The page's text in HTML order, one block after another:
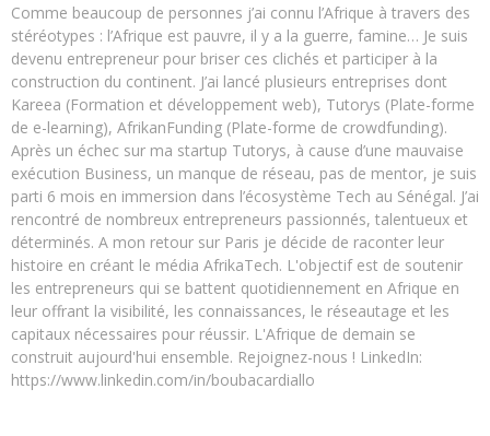
Comme beaucoup de personnes j’ai connu l’Afrique à travers des
stéréotypes : l’Afrique est pauvre, il y a la guerre, famine… Je suis
devenu entrepreneur pour briser ces clichés et participer à la
construction du continent. J’ai lancé plusieurs entreprises dont
Kareea (Formation et développement web), Tutorys (Plate-forme
de e-learning), AfrikanFunding (Plate-forme de crowdfunding).
Après un échec sur ma startup Tutorys, à cause d’une mauvaise
exécution Business, un manque de réseau, pas de mentor, je suis
parti 6 mois en immersion dans l’écosystème Tech au Sénégal. J’ai
rencontré de nombreux entrepreneurs passionnés, talentueux et
déterminés. A mon retour sur Paris je décide de raconter leur
histoire en créant le média AfrikaTech. L'objectif est de soutenir
les entrepreneurs qui se battent quotidiennement en Afrique en
leur offrant la visibilité, les connaissances, le réseautage et les
capitaux nécessaires pour réussir. L'Afrique de demain se
construit aujourd'hui ensemble. Rejoignez-nous ! LinkedIn:
https://www.linkedin.com/in/boubacardiallo